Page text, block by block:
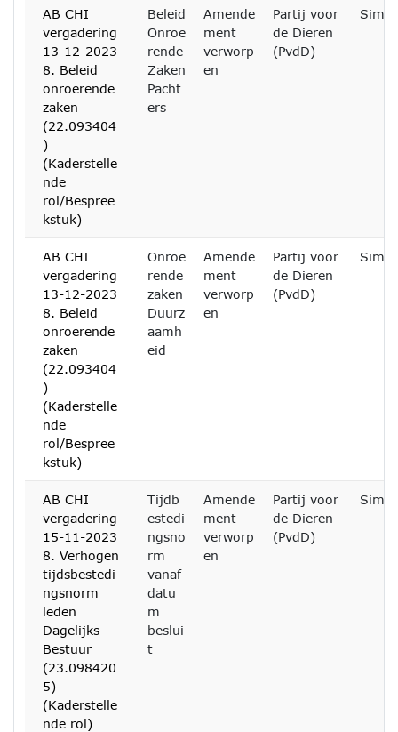
AB CHI
vergadering
13-12-2023
8. Beleid
onroerende
zaken
(22.093404
)
(Kaderstelle
nde
rol/Bespree
kstuk)
Beleid
Onroe
rende
Zaken
Pacht
ers
Amende
ment
verworp
en
Partij voor
de Dieren
(PvdD)
AB CHI
vergadering
13-12-2023
8. Beleid
onroerende
zaken
(22.093404
)
(Kaderstelle
nde
rol/Bespree
kstuk)
Onroe
rende
zaken
Duurz
aamh
eid
Amende
ment
verworp
en
Partij voor
de Dieren
(PvdD)
AB CHI
vergadering
15-11-2023
8. Verhogen
tijdsbestedi
ngsnorm
leden
Dagelijks
Bestuur
(23.098420
5)
(Kaderstelle
nde rol)
Tijdb
estedi
ngsno
rm
vanaf
datu
m
beslui
t
Amende
ment
verworp
en
Partij voor
de Dieren
(PvdD)